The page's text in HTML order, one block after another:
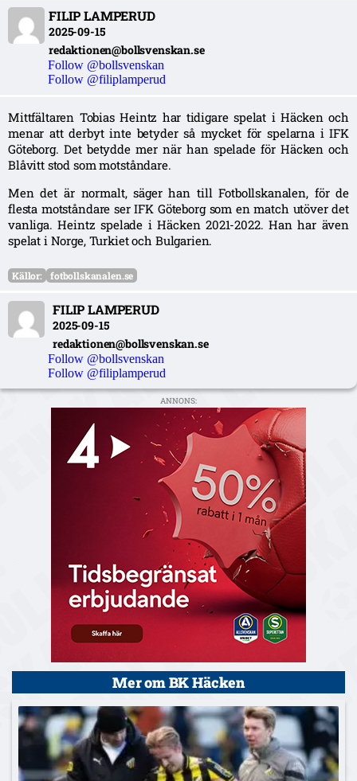
FILIP LAMPERUD
2025-09-15
redaktionen@bollsvenskan.se
Follow @bollsvenskan
Follow @filiplamperud
Mittfältaren Tobias Heintz har tidigare spelat i Häcken och
menar att derbyt inte betyder så mycket för spelarna i IFK
Göteborg. Det betydde mer när han spelade för Häcken och
Blåvitt stod som motståndare.
Men det är normalt, säger han till Fotbollskanalen, för de
flesta motståndare ser IFK Göteborg som en match utöver det
vanliga. Heintz spelade i Häcken 2021-2022. Han har även
spelat i Norge, Turkiet och Bulgarien.
Källor: fotbollskanalen.se
FILIP LAMPERUD
2025-09-15
redaktionen@bollsvenskan.se
Follow @bollsvenskan
Follow @filiplamperud
ANNONS:
Mer om BK Häcken